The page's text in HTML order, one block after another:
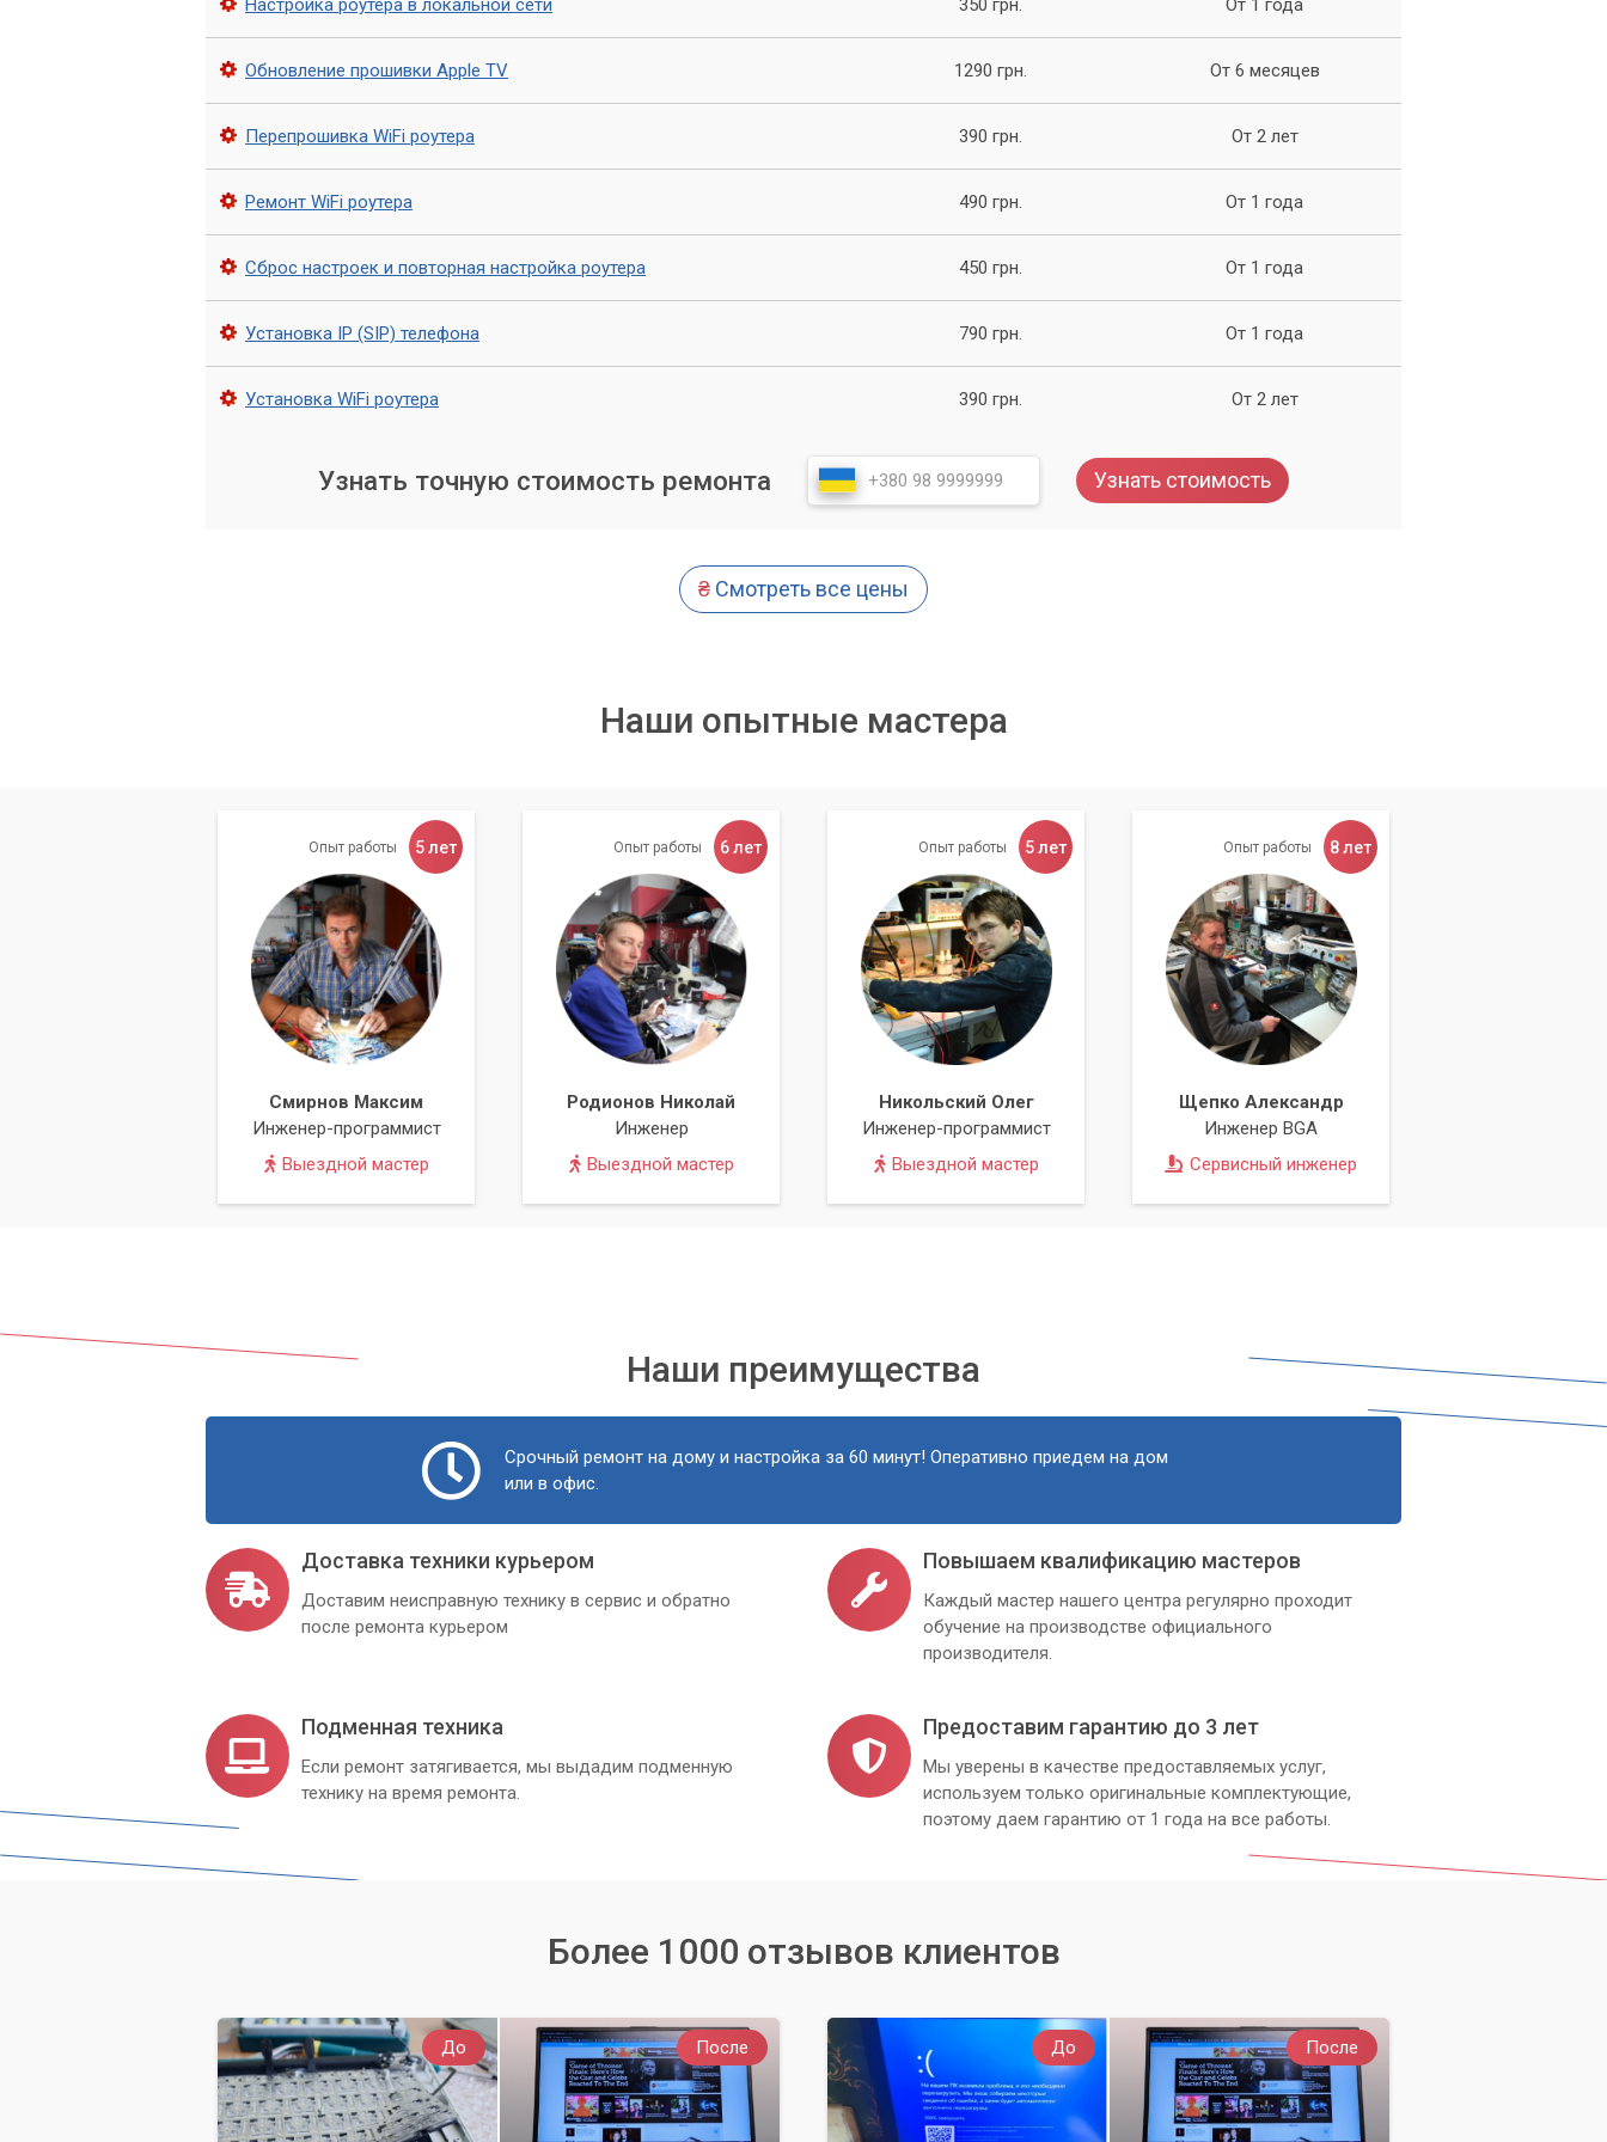
Не стоит стесняться обращаться за помощью, если у вас возникли проблемы с роутером, потому что
эксперты сервисного центра «Компьютерный Мастер» всегда готовы помочь вам решить эту проблему.
Настройка роутера в локальной сети 350 грн. От 1 года
Обновление прошивки Apple TV 1290 грн. От 6 месяцев
Перепрошивка WiFi роутера 390 грн. От 2 лет
Ремонт WiFi роутера 490 грн. От 1 года
Сброс настроек и повторная настройка роутера 450 грн. От 1 года
Установка IP (SIP) телефона 790 грн. От 1 года
Установка WiFi роутера 390 грн. От 2 лет
Узнать точную стоимость ремонта Узнать стоимость
₴ Смотреть все цены
Наши опытные мастера
Опыт работы 5 лет
Смирнов Максим
Инженер-программист
Выездной мастер
Опыт работы 6 лет
Родионов Николай
Инженер
Выездной мастер
Опыт работы 5 лет
Никольский Олег
Инженер-программист
Выездной мастер
Опыт работы 8 лет
Щепко Александр
Инженер BGA
Сервисный инженер
Наши преимущества
Срочный ремонт на дому и настройка за 60 минут! Оперативно приедем на дом
или в офис.
Доставка техники курьером
Доставим неисправную технику в сервис и обратно
после ремонта курьером
Повышаем квалификацию мастеров
Каждый мастер нашего центра регулярно проходит
обучение на производстве официального
производителя.
Подменная техника
Если ремонт затягивается, мы выдадим подменную
технику на время ремонта.
Предоставим гарантию до 3 лет
Мы уверены в качестве предоставляемых услуг,
используем только оригинальные комплектующие,
поэтому даем гарантию от 1 года на все работы.
Более 1000 отзывов клиентов
До После До После